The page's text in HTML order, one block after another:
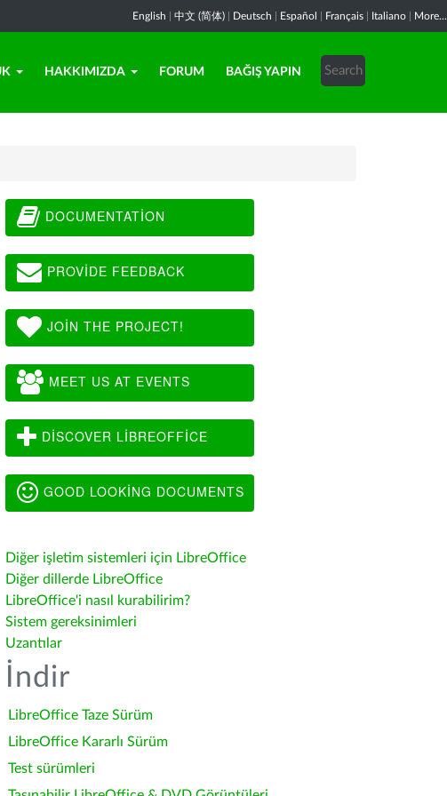
English 中文 (简体) Deutsch Español Français Italiano More...
HAKKIMIZDA FORUM BAĞIŞ YAPIN
DOCUMENTATION
PROVIDE FEEDBACK
JOIN THE PROJECT!
MEET US AT EVENTS
DISCOVER LIBREOFFICE
GOOD LOOKING DOCUMENTS
Diğer işletim sistemleri için LibreOffice
Diğer dillerde LibreOffice
LibreOffice'i nasıl kurabilirim?
Sistem gereksinimleri
Uzantılar
İndir
LibreOffice Taze Sürüm
LibreOffice Kararlı Sürüm
Test sürümleri